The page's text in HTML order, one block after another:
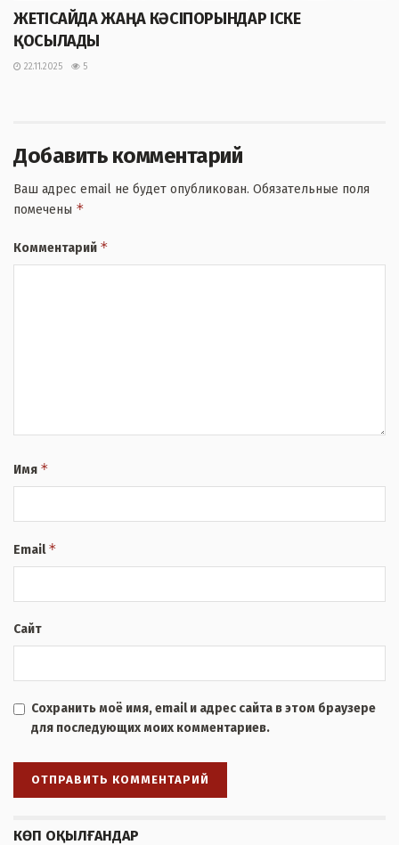
ЖЕТІСАЙДА ЖАҢА КӘСІПОРЫНДАР ІСКЕ
ҚОСЫЛАДЫ
22.11.2025 5
Добавить комментарий
Ваш адрес email не будет опубликован. Обязательные поля
помечены *
Комментарий *
Имя *
Email*
Сайт
Сохранить моё имя, email и адрес сайта в этом браузере
для последующих моих комментариев.
КӨП ОҚЫЛҒАНДАР